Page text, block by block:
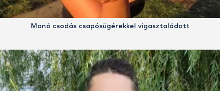
Manó csodás csapósügérekkel vigasztalódott